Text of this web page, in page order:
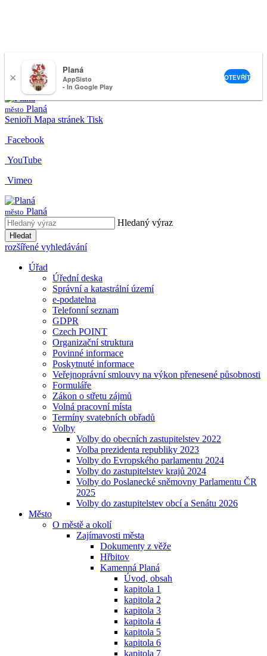
nemeckova@muplana.cz
město Planá
Senioři Mapa stránek Tisk
Facebook
YouTube
Vimeo
město Planá
Hledaný výraz
Hledat
rozšířené vyhledávání
Úřad
Úřední deska
Správní a katastrální území
e-podatelna
Telefonní seznam
GDPR
Czech POINT
Organizační struktura
Povinné informace
Poskytnuté informace
Veřejnoprávní smlouvy na výkon přenesené působnosti
Formuláře
Zákon o střetu zájmů
Volná pracovní místa
Termíny svatebních obřadů
Volby
Volby do obecních zastupitelstev 2022
Volba prezidenta republiky 2023
Volby do Evropského parlamentu 2024
Volby do zastupitelstev krajů 2024
Volby do Poslanecké sněmovny Parlamentu ČR
2025
Volby do zastupitelstev obcí a Senátu 2026
Město
O městě a okolí
Zajímavosti města
Dokumenty z věže
Hřbitov
Kamenná Planá
Úvod, obsah
kapitola 1
kapitola 2
kapitola 3
kapitola 4
kapitola 5
kapitola 6
kapitola 7
×
Planá
AppSisto
- In Google Play
OTEVŘÍT